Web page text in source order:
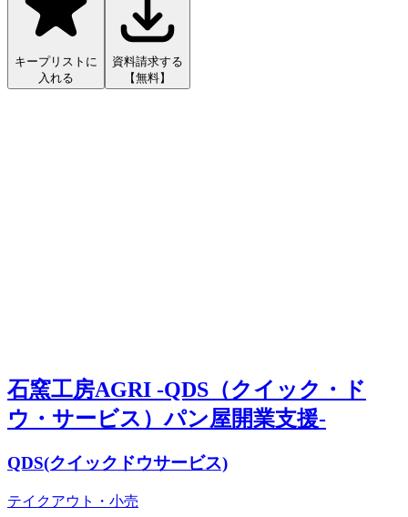
キープリストに
入れる
資料請求する
【無料】
石窯工房AGRI -QDS（クイック・ド
ウ・サービス）パン屋開業支援-
QDS(クイックドウサービス)
テイクアウト・小売